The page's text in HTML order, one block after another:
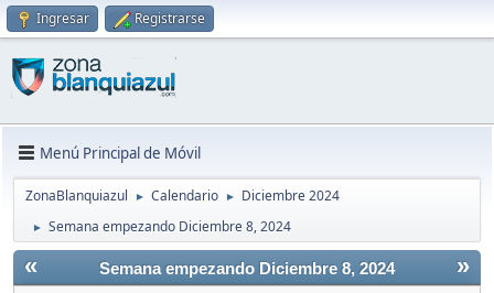
Ingresar Registrarse
Menú Principal de Móvil
ZonaBlanquiazul ► Calendario ► Diciembre 2024
► Semana empezando Diciembre 8, 2024
« »
Semana empezando Diciembre 8, 2024